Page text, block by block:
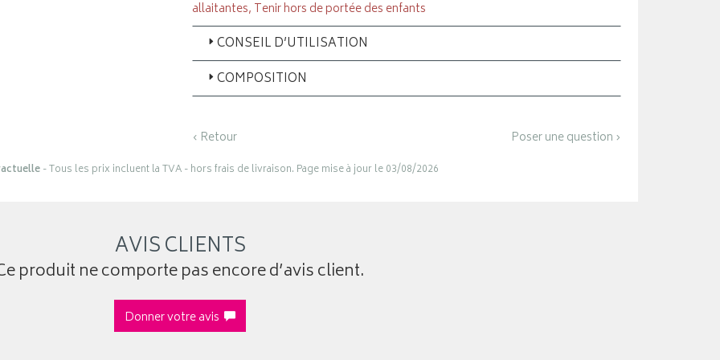
allaitantes, Tenir hors de portée des enfants
CONSEIL D’UTILISATION
COMPOSITION
‹ Retour Poser une question ›
- Tous les prix incluent la TVA - hors frais de livraison. Page mise à jour le 03/08/2026
AVIS CLIENTS
produit ne comporte pas encore d’avis client.
Donner votre avis